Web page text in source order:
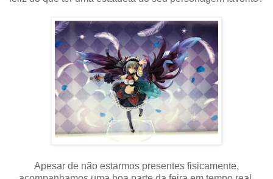
Apesar de não estarmos presentes fisicamente,